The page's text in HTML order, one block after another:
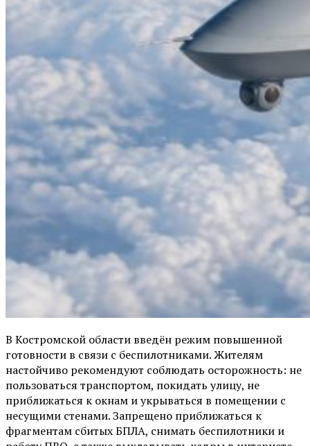
В Костромской области введён режим повышенной
готовности в связи с беспилотниками. Жителям
настойчиво рекомендуют соблюдать осторожность: не
пользоваться транспортом, покидать улицу, не
приближаться к окнам и укрываться в помещении с
несущими стенами. Запрещено приближаться к
фрагментам сбитых БПЛА, снимать беспилотники и